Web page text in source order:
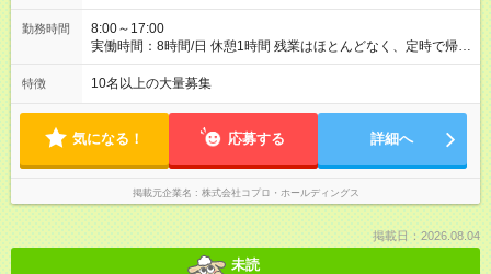
勤務時間
8:00～17:00
実働時間：8時間/日 休憩1時間 残業はほとんどなく、定時で帰れ
る日が多い働き方です。 毎日の業務は進捗管理や事務が中心な
ので、 「今日やるべき仕事」が終われば、自然と区切りをつけ
方を大切にしています。
特徴 10名以上の大量募集
気になる！ 応募する 詳細へ
掲載元企業名 株式会社コプロ・ホールディングス
掲載日：2026.08.04
未読